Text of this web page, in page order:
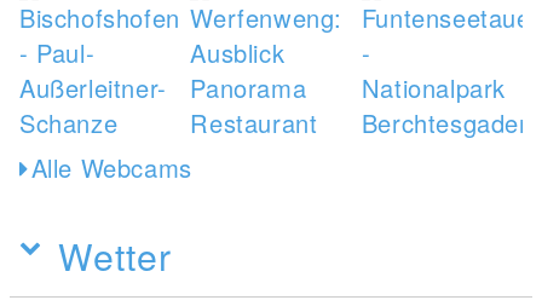
Alle Webcams
Wetter